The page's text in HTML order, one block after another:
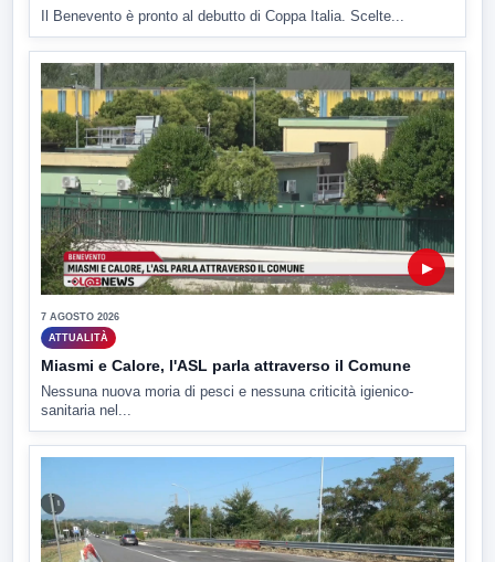
Il Benevento è pronto al debutto di Coppa Italia. Scelte...
▶
7 AGOSTO 2026
ATTUALITÀ
Miasmi e Calore, l'ASL parla attraverso il Comune
Nessuna nuova moria di pesci e nessuna criticità igienico-
sanitaria nel...